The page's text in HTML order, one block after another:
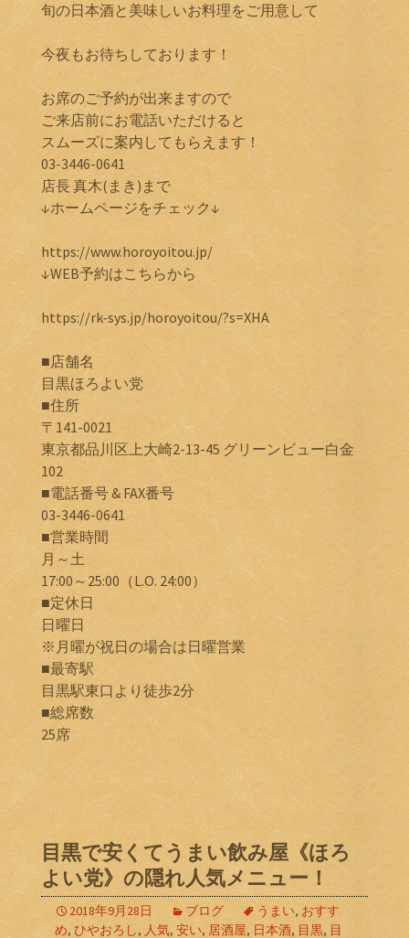
旬の日本酒と美味しいお料理をご用意して
今夜もお待ちしております！
お席のご予約が出来ますので
ご来店前にお電話いただけると
スムーズに案内してもらえます！
03-3446-0641
店長 真木(まき)まで
↓ホームページをチェック↓
https://www.horoyoitou.jp/
↓WEB予約はこちらから
https://rk-sys.jp/horoyoitou/?s=XHA
■店舗名
目黒ほろよい党
■住所
〒141-0021
東京都品川区上大崎2-13-45 グリーンビュー白金
102
■電話番号 & FAX番号
03-3446-0641
■営業時間
月～土
17:00～25:00（L.O. 24:00）
■定休日
日曜日
※月曜が祝日の場合は日曜営業
■最寄駅
目黒駅東口より徒歩2分
■総席数
25席
目黒で安くてうまい飲み屋《ほろ
よい党》の隠れ人気メニュー！
2018年9月28日 ブログ うまい, おすす
め, ひやおろし, 人気, 安い, 居酒屋, 日本酒, 目黒, 目